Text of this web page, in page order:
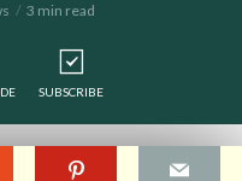
3 min read
SUBSCRIBE